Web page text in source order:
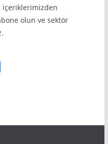
içeriklerimizden
olun ve sektör